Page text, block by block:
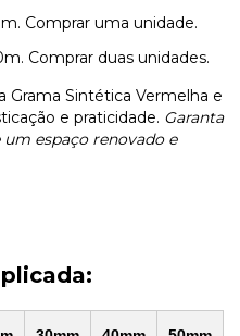
Comprar uma unidade.
Comprar duas unidades.
Grama Sintética Vermelha e
e praticidade. Garanta
um espaço renovado e